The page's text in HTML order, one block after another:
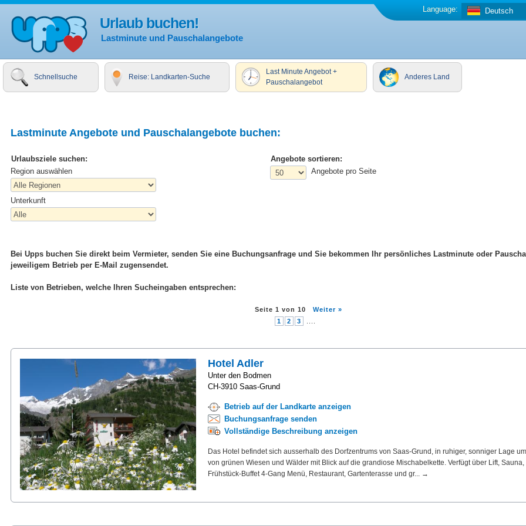
Urlaub buchen!
Lastminute und Pauschalangebote
Deutsch
Language:
Schnellsuche Reise: Landkarten-Suche
Last Minute Angebot +
Pauschalangebot
Anderes Land
Lastminute Angebote und Pauschalangebote buchen:
Urlaubsziele suchen:
Region auswählen
Unterkunft
Angebote sortieren:
Angebote pro Seite
Bei Upps buchen Sie direkt beim Vermieter, senden Sie eine Buchungsanfrage und Sie bekommen Ihr persönliches Lastminute oder
jeweiligem Betrieb per E-Mail zugensendet.
Liste von Betrieben, welche Ihren Sucheingaben entsprechen:
Seite1von10
Weiter »
1
2 3
Hotel Adler
Unter den Bodmen
CH-3910 Saas-Grund
Betrieb auf der Landkarte anzeigen
Buchungsanfrage senden
Vollständige Beschreibung anzeigen
Das Hotel befindet sich ausserhalb des Dorfzentrums von Saas-Grund, in ruhiger, sonniger Lage
von grünen Wiesen und Wälder mit Blick auf die grandiose Mischabelkette. Verfügt über Lift, Sauna,
Frühstück-Buffet 4-Gang Menü, Restaurant, Gartenterasse und gr... →